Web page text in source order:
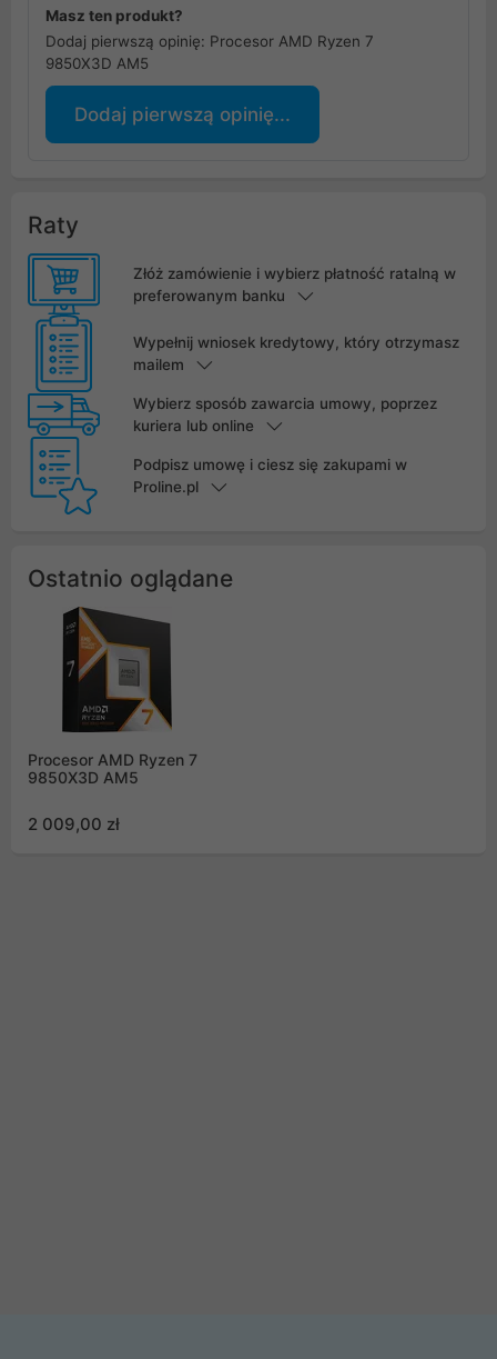
Masz ten produkt?
Dodaj pierwszą opinię: Procesor AMD Ryzen 7
9850X3D AM5
Dodaj pierwszą opinię...
Raty
Złóż zamówienie i wybierz płatność ratalną w
preferowanym banku
Wypełnij wniosek kredytowy, który otrzymasz
mailem
Wybierz sposób zawarcia umowy, poprzez
kuriera lub online
Podpisz umowę i ciesz się zakupami w
Proline.pl
Ostatnio oglądane
Procesor AMD Ryzen 7
9850X3D AM5
2 009,00 zł